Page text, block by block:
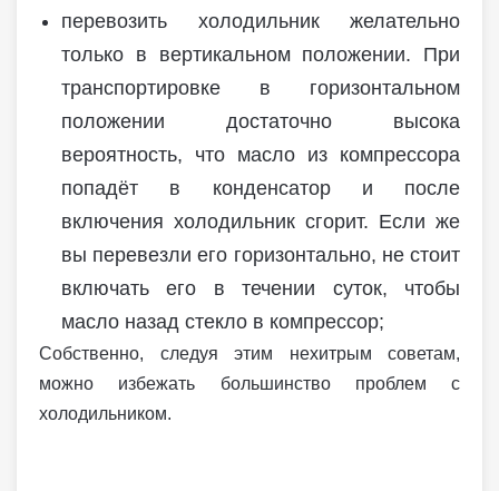
перевозить холодильник желательно
только в вертикальном положении. При
транспортировке в горизонтальном
положении достаточно высока
вероятность, что масло из компрессора
попадёт в конденсатор и после
включения холодильник сгорит. Если же
вы перевезли его горизонтально, не стоит
включать его в течении суток, чтобы
масло назад стекло в компрессор;
Собственно, следуя этим нехитрым советам,
можно избежать большинство проблем с
холодильником.